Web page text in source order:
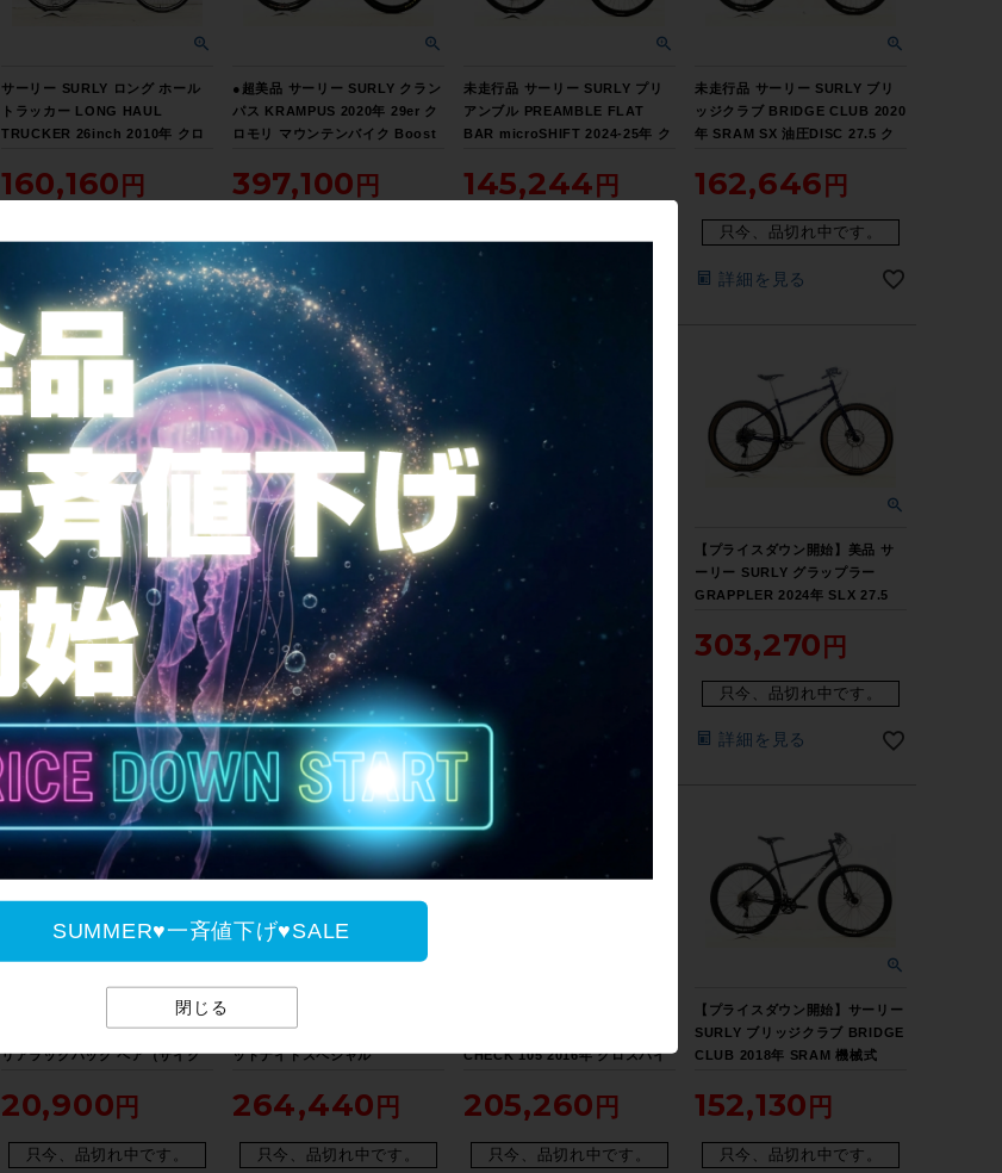
SUMMER♥一斉値下げ♥SALE
閉じる
サーリー SURLY ロング ホール
トラッカー LONG HAUL
TRUCKER 26inch 2010年 クロ
ー
160,160
詳細を見る
●超美品 サーリー SURLY クラン
パス KRAMPUS 2020年 29er ク
ロモリ マウンテンバイク Boost
レー
397,100
詳細を見る
未走行品 サーリー SURLY プリ
アンブル PREAMBLE FLAT
BAR microSHIFT 2024-25年 ク
ブルー ☆
145,244
未走行品 サーリー SURLY ブリ
ッジクラブ BRIDGE CLUB 2020
年 SRAM SX 油圧DISC 27.5 ク
ズ レッド ☆
162,646
只今、品切れ中です。
詳細を見る
未走行品 サーリー SURLY プリ
アンブル PREAMBLE FLAT
BAR microSHIFT 650B 2024-
25年 クロスバイク XSサイズ ス
カイリムブルー ☆
145,244
只今、品切れ中です。
詳細を見る
美品 サーリー SURLY ミッドナ
イト スペシャル MIDNIGHT
SPECIAL SRAM RIVAL1 DISC
2023年 クロモリ ロードバイク
46サイズ ブラック
304,348
只今、品切れ中です。
詳細を見る
【当サイト限定 完成車 BIG
SALE】美品 サーリー SURLY パ
クロスバイク 46サイズ クリーム
【期間限定 12/25 午前10時迄】
147,400
詳細を見る
【プライスダウン開始】美品 サ
ーリー SURLY グラップラー
GRAPPLER 2024年 SLX 27.5
Boost規格 Mサイズ ブルー 【お
買い得SALE】
303,270
只今、品切れ中です。
詳細を見る
◆◆サーリー SURLY リトルダミ
ーバッグ LITTLE DUMMY BAG
リアラックバッグ ペア（サイク
20,900
只今、品切れ中です。
SALE】美品 サーリー SURLY ミ
ッドナイトスペシャル
2022年 グラベル クロモリロード
バイク 56サイズ ピンク【期間限
定 4/27 午前10時迄】
264,440
只今、品切れ中です。
CHECK 105 2016年 クロスバイ
【お買い得SALE】
205,260
只今、品切れ中です。
【プライスダウン開始】サーリー
SURLY ブリッジクラブ BRIDGE
CLUB 2018年 SRAM 機械式
バイク Mサイズ ブラック 【お買
い得SALE】
152,130
只今、品切れ中です。